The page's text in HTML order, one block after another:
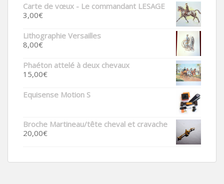
Carte de vœux - Le commandant LESAGE
3,00€
Lithographie Versailles
8,00€
Phaéton attelé à deux chevaux
15,00€
Equisense Motion S
Broche Martineau/tête cheval et cravache
20,00€